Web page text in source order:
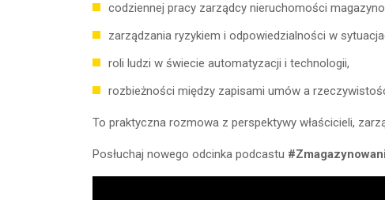
codziennej pracy zarządcy nieruchomości
zarządzania ryzykiem i odpowiedzialności w
roli ludzi w świecie automatyzacji i technologii,
rozbieżności między zapisami umów a
To praktyczna rozmowa z perspektywy właścicieli,
Posłuchaj nowego odcinka podcastu #Zmagazynowani